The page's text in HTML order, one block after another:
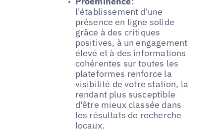
l'établissement d'une
présence en ligne solide
grâce à des critiques
positives, à un engagement
élevé et à des informations
cohérentes sur toutes les
plateformes renforce la
visibilité de votre station, la
rendant plus susceptible
d'être mieux classée dans
les résultats de recherche
locaux.